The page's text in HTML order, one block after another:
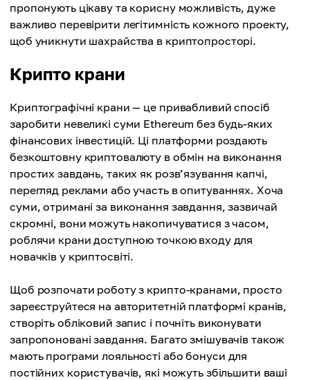
пропонують цікаву та корисну можливість, дуже
важливо перевірити легітимність кожного проекту,
щоб уникнути шахрайства в криптопросторі.
Крипто крани
Криптографічні крани — це привабливий спосіб
заробити невеликі суми Ethereum без будь-яких
фінансових інвестицій. Ці платформи роздають
безкоштовну криптовалюту в обмін на виконання
простих завдань, таких як розв’язування капчі,
перегляд реклами або участь в опитуваннях. Хоча
суми, отримані за виконання завдання, зазвичай
скромні, вони можуть накопичуватися з часом,
роблячи крани доступною точкою входу для
новачків у криптосвіті.
Щоб розпочати роботу з крипто-кранами, просто
зареєструйтеся на авторитетній платформі кранів,
створіть обліковий запис і почніть виконувати
запропоновані завдання. Багато змішувачів також
мають програми лояльності або бонуси для
постійних користувачів, які можуть збільшити ваші